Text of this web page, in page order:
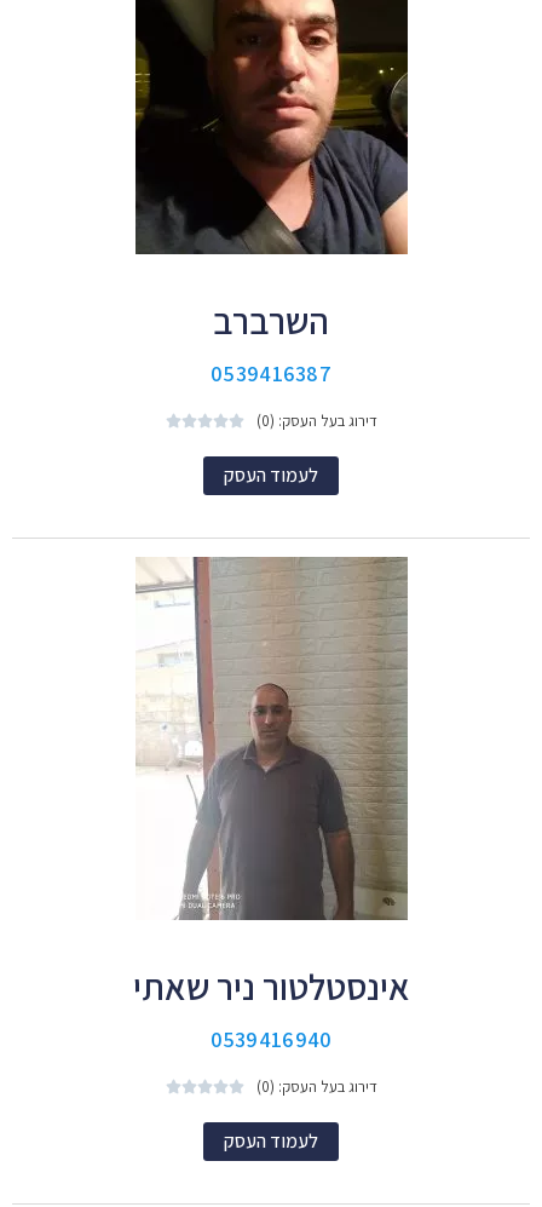
השרברב
0539416387
דירוג בעל העסק: (0) 




לעמוד העסק
אינסטלטור ניר שאתי
0539416940
דירוג בעל העסק: (0) 




לעמוד העסק